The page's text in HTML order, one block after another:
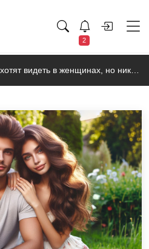
2
видеть в женщинах, но никогда не скажут